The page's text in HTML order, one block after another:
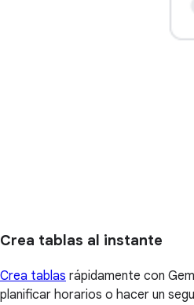
Crea tablas al instante
Crea tablas rápidamente con
planificar horarios o hacer un